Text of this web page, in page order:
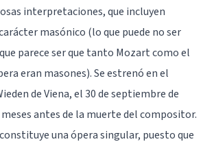
interpretaciones, que incluyen
masónico (lo que puede no ser
parece ser que tanto Mozart como el
eran masones). Se estrenó en el
de Viena, el 30 de septiembre de
meses antes de la muerte del compositor.
constituye una ópera singular, puesto que